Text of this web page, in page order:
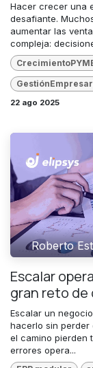
Hacer crecer una
desafiante.
aumentar las
compleja:
22 ago 2025
Roberto
Escalar
gran reto de
Escalar un
hacerlo sin perder
el camino pierden
errores opera...